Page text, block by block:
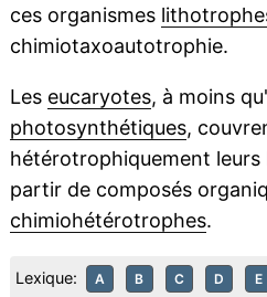
ces organismes
chimiotaxoautotrophie.
Les eucaryotes, à moins
photosynthétiques,
hétérotrophiquement leurs
partir de composés
chimiohétérotrophes.
Lexique: A B C D E